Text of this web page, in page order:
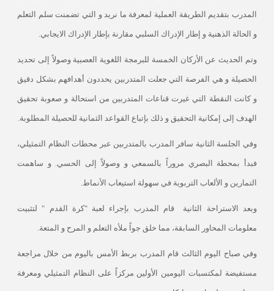
المدرب بتقديم الطريقة العملية لمعرفة ما نريد و التي تضمنت سلم التعلم
و الحالة الذهنية و إطار الإدراك السلبي مقارنة بإطار الإدراك الايجابي.
وتم الحديث عن الأركان الخمسة للبرمجة اللغوية العصبية وصولاً إلى تحديد
الحصيلة و هي الفرصة التي جعلت المتدربين يحددون أهدافهم بشكل دقيق
و كانت النقطة التي غيرت قناعات المتدربين من استحالة و صعوبة تحقيق
الهدف إلى إمكانية التحقيق و ذلك بإتباع القواعد الثمانية للحصيلة المطلوبة.
وفي الجلسة الثانية سافر المدرب بالمتدربين عبر محطات النظام التمثيلي،
فبدأ بمحطة البصري مروراً بالسمعي و وصولاً إلى الحسي. و ساهمت
التمارين و الألعاب التربوية في سهولة استيعاب الأنماط.
وبعد الاستراحة الثانية قام المدرب بإجراء لعبة "كرة القدم " لتثبيت
معلومات المحاور السابقة، مما خلق جواً ملأه التعلم و المرح و المتعة.
وفي صباح اليوم الثالث قام المدرب بربط الأمس باليوم من خلال مراجعة
مستفيضة لمكتسبات اليومين الأولين مركزاً على النظام التمثيلي ومعرفة